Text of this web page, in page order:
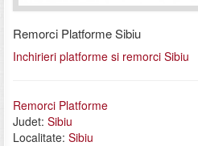
Remorci Platforme Sibiu
Inchirieri platforme si remorci Sibiu
Remorci Platforme
Judet: Sibiu
Localitate: Sibiu